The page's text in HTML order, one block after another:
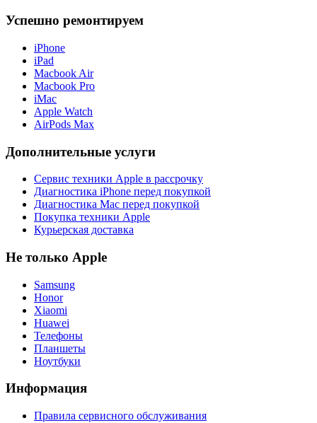
Успешно ремонтируем
iPhone
iPad
Macbook Air
Macbook Pro
iMac
Apple Watch
AirPods Max
Дополнительные услуги
Сервис техники Apple в рассрочку
Диагностика iPhone перед покупкой
Диагностика Mac перед покупкой
Покупка техники Apple
Курьерская доставка
Не только Apple
Samsung
Honor
Xiaomi
Huawei
Телефоны
Планшеты
Ноутбуки
Информация
Правила сервисного обслуживания